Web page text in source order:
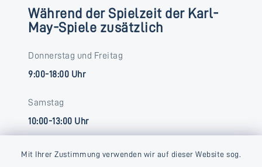
Mit Ihrer Zustimmung verwenden wir auf dieser Website sog.
Während der Spielzeit der Karl-
May-Spiele zusätzlich
Donnerstag und Freitag
9:00-18:00 Uhr
Samstag
10:00-13:00 Uhr